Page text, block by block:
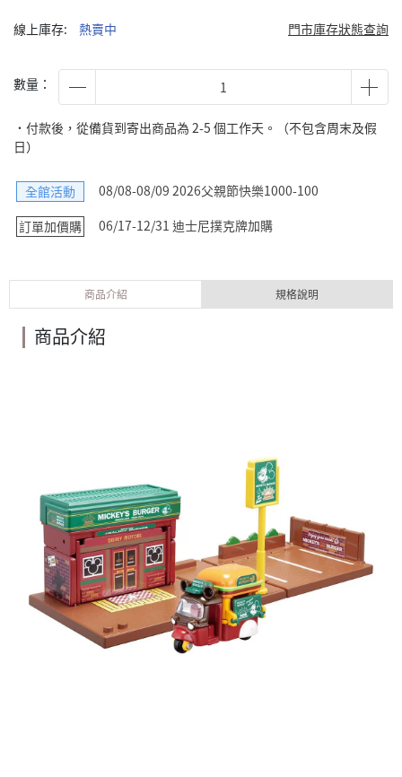
線上庫存: 熱賣中 門市庫存狀態查詢
數量：
˙付款後，從備貨到寄出商品為 2-5 個工作天。（不包含周末及假
日）
全館活動
08/08-08/09 2026父親節快樂1000-100
訂單加價購
06/17-12/31 迪士尼撲克牌加購
商品介紹 規格說明
商品介紹